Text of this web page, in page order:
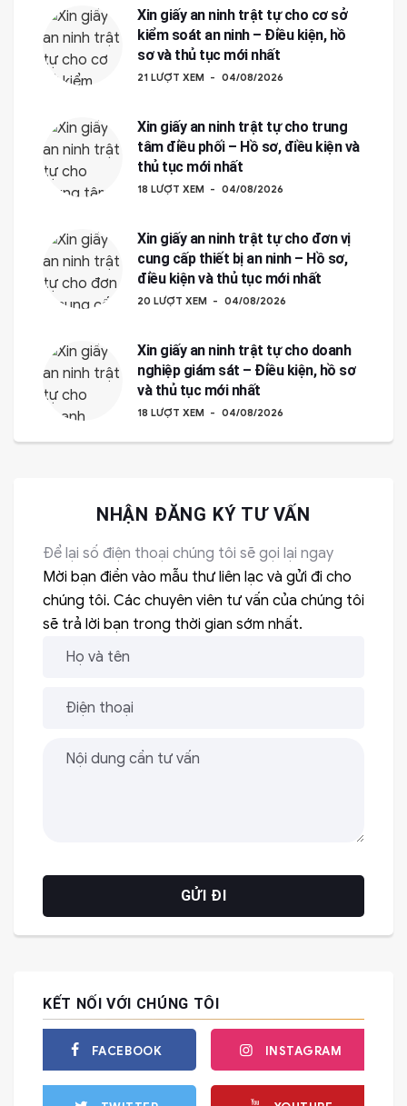
Xin giấy an ninh trật tự cho cơ sở
kiểm soát an ninh – Điều kiện, hồ
sơ và thủ tục mới nhất
21 LƯỢT XEM 04/08/2026
Xin giấy an ninh trật tự cho trung
tâm điều phối – Hồ sơ, điều kiện và
thủ tục mới nhất
18 LƯỢT XEM 04/08/2026
Xin giấy an ninh trật tự cho đơn vị
cung cấp thiết bị an ninh – Hồ sơ,
điều kiện và thủ tục mới nhất
20 LƯỢT XEM 04/08/2026
Xin giấy an ninh trật tự cho doanh
nghiệp giám sát – Điều kiện, hồ sơ
và thủ tục mới nhất
18 LƯỢT XEM 04/08/2026
NHẬN ĐĂNG KÝ TƯ VẤN
Để lại số điện thoại chúng tôi sẽ gọi lại ngay
Mời bạn điền vào mẫu thư liên lạc và gửi đi cho
chúng tôi. Các chuyên viên tư vấn của chúng tôi
sẽ trả lời bạn trong thời gian sớm nhất.
KẾT NỐI VỚI CHÚNG TÔI
FACEBOOK INSTAGRAM